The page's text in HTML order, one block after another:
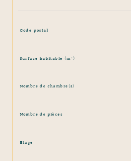
Code postal
Surface habitable (m²)
Nombre de chambre(s)
Nombre de pièces
Etage